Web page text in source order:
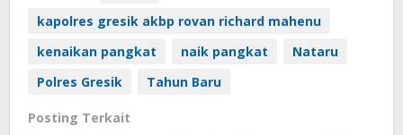
kapolres gresik akbp rovan richard mahenu
kenaikan pangkat
naik pangkat
Nataru
Polres Gresik
Tahun Baru
Posting Terkait